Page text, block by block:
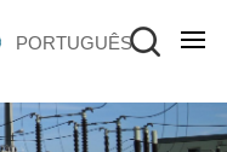
PORTUGUÊS